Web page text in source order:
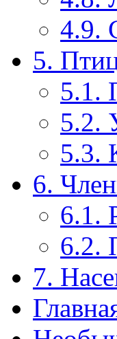
4.9.
5.
5.1.
5.2.
5.3.
6.
6.1.
6.2.
7.